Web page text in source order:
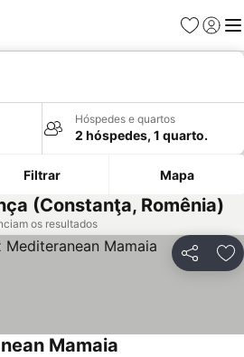
Favoritos
Iniciar
Hóspedes e quartos
2 hóspedes, 1 quarto.
Filtrar Mapa
(Constanţa, Romênia)
os resultados
Partilhar
Mamaia